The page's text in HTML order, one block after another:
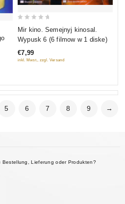
5
Mir kino. Semejnyj kinosal.
Wypusk 6 (6 filmow w 1 diske)
€7,99
inkl. Mwst., zzgl. Versand
5 6 7 8 9 →
Bestellung, Lieferung oder Produkten?